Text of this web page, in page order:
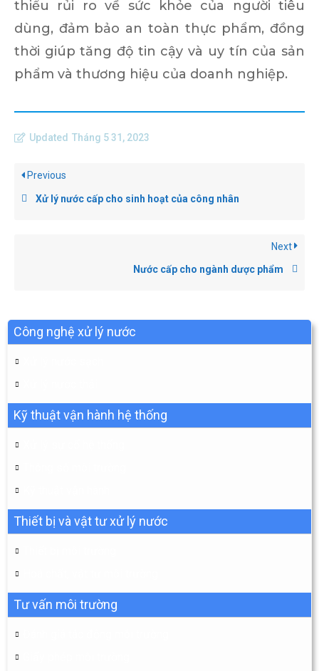
thiểu rủi ro về sức khỏe của người tiêu
dùng, đảm bảo an toàn thực phẩm, đồng
thời giúp tăng độ tin cậy và uy tín của sản
phẩm và thương hiệu của doanh nghiệp.
Updated Tháng 5 31, 2023
Previous
Xử lý nước cấp cho sinh hoạt của công nhân
Next
Nước cấp cho ngành dược phẩm
Công nghệ xử lý nước
Kỹ thuật vận hành hệ thống
Thiết bị và vật tư xử lý nước
Tư vấn môi trường